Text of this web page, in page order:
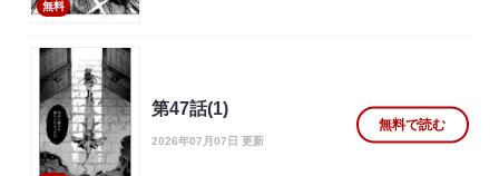
無料
第47話(1)
2026年07月07日 更新
無料で読む